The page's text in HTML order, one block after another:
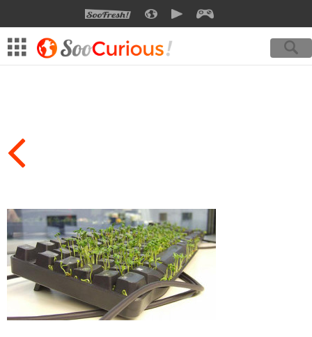
SOOFRESHSOOCURIOUSSOOMOTION